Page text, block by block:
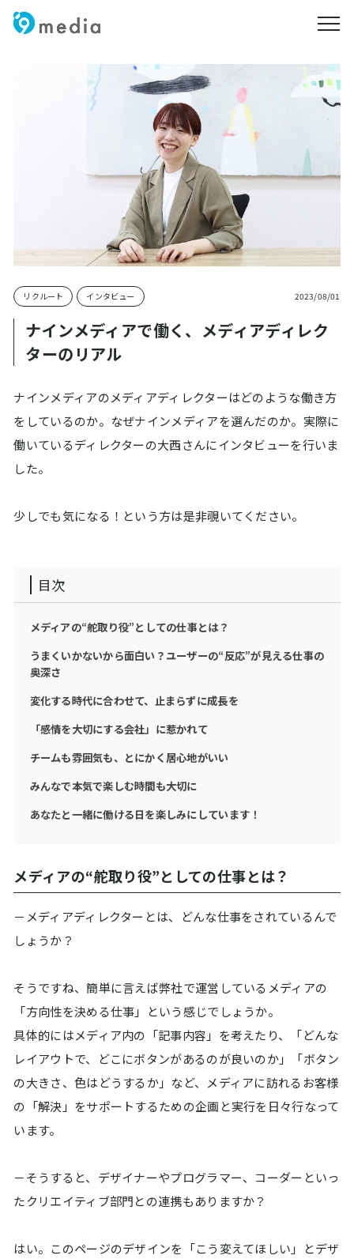
メニ
リクルート インタビュー 2023/08/01
ナインメディアで働く、メディアディレク
ターのリアル
ナインメディアのメディアディレクターはどのような働き方
をしているのか。なぜナインメディアを選んだのか。実際に
働いているディレクターの大西さんにインタビューを行いま
した。
少しでも気になる！という方は是非覗いてください。
目次
メディアの“舵取り役”としての仕事とは？
うまくいかないから面白い？ユーザーの“反応”が見える仕事の
奥深さ
変化する時代に合わせて、止まらずに成長を
「感情を大切にする会社」に惹かれて
チームも雰囲気も、とにかく居心地がいい
みんなで本気で楽しむ時間も大切に
あなたと一緒に働ける日を楽しみにしています！
メディアの“舵取り役”としての仕事とは？
－メディアディレクターとは、どんな仕事をされているんで
しょうか？
そうですね、簡単に言えば弊社で運営しているメディアの
「方向性を決める仕事」という感じでしょうか。
具体的にはメディア内の「記事内容」を考えたり、「どんな
レイアウトで、どこにボタンがあるのが良いのか」「ボタン
の大きさ、色はどうするか」など、メディアに訪れるお客様
の「解決」をサポートするための企画と実行を日々行なって
います。
－そうすると、デザイナーやプログラマー、コーダーといっ
たクリエイティブ部門との連携もありますか？
はい。このページのデザインを「こう変えてほしい」とデザ